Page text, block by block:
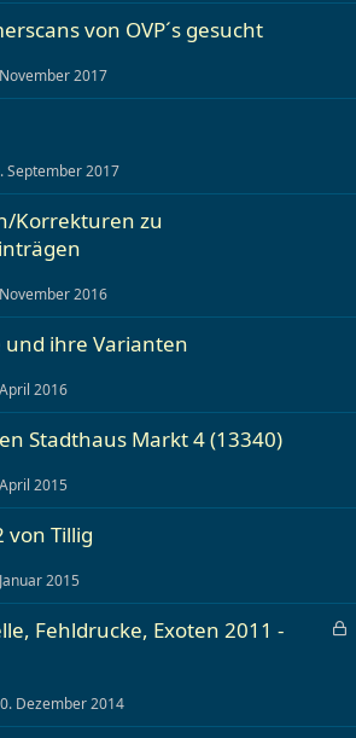
von OVP´s gesucht
2017
September 2017
Korrekturen zu
2016
ihre Varianten
2016
Stadthaus Markt 4 (13340)
2015
von Tillig
2015
G
Fehldrucke, Exoten 2011 -
Dezember 2014